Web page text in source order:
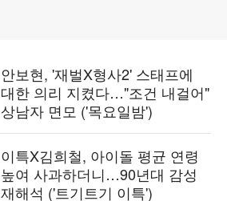
안보현, '재벌X형사2' 스태프에
대한 의리 지켰다…"조건 내걸어"
상남자 면모 ('목요일밤')
이특X김희철, 아이돌 평균 연령
높여 사과하더니…90년대 감성
재해석 ('트기트기 이특')